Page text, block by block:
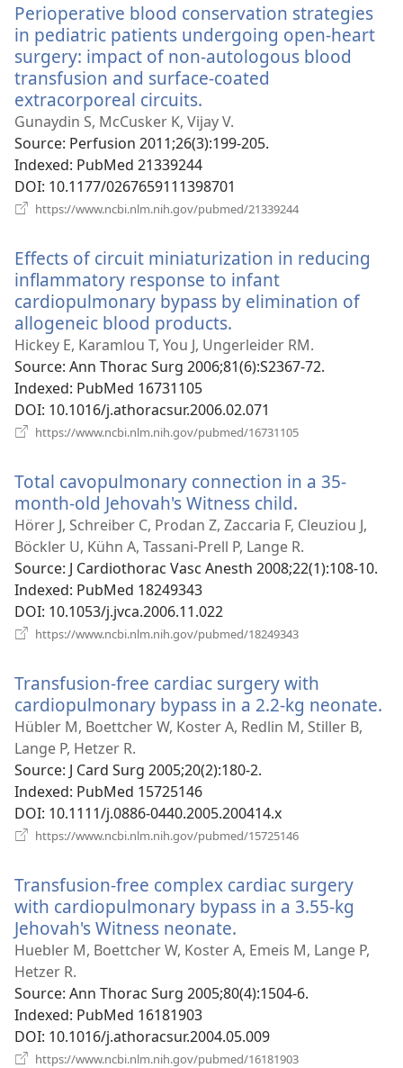
вікні)
Perioperative blood conservation strategies
in pediatric patients undergoing open-heart
surgery: impact of non-autologous blood
transfusion and surface-coated
extracorporeal circuits.
у
новому
Gunaydin S, McCusker K, Vijay V.
Source‎: Perfusion 2011;26(3):199-205.
Indexed‎: PubMed 21339244
DOI‎: 10.1177/0267659111398701
https://www.ncbi.nlm.nih.gov/pubmed/21339244
вікні)
Effects of circuit miniaturization in reducing
inflammatory response to infant
cardiopulmonary bypass by elimination of
allogeneic blood products.
у
новому
Hickey E, Karamlou T, You J, Ungerleider RM.
Source‎: Ann Thorac Surg 2006;81(6):S2367-72.
Indexed‎: PubMed 16731105
DOI‎: 10.1016/j.athoracsur.2006.02.071
https://www.ncbi.nlm.nih.gov/pubmed/16731105
вікні)
Total cavopulmonary connection in a 35-
month-old Jehovah's Witness child.
у
новому
вікні)
Hörer J, Schreiber C, Prodan Z, Zaccaria F, Cleuziou J,
Böckler U, Kühn A, Tassani-Prell P, Lange R.
Source‎: J Cardiothorac Vasc Anesth 2008;22(1):108-10.
Indexed‎: PubMed 18249343
DOI‎: 10.1053/j.jvca.2006.11.022
https://www.ncbi.nlm.nih.gov/pubmed/18249343
вікні)
Transfusion-free cardiac surgery with
cardiopulmonary bypass in a 2.2-kg neonate.
Hübler M, Boettcher W, Koster A, Redlin M, Stiller B,
Lange P, Hetzer R.
Source‎: J Card Surg 2005;20(2):180-2.
Indexed‎: PubMed 15725146
DOI‎: 10.1111/j.0886-0440.2005.200414.x
https://www.ncbi.nlm.nih.gov/pubmed/15725146
вікні)
Transfusion-free complex cardiac surgery
with cardiopulmonary bypass in a 3.55-kg
Jehovah's Witness neonate.
у
вікні)
Huebler M, Boettcher W, Koster A, Emeis M, Lange P,
Hetzer R.
Source‎: Ann Thorac Surg 2005;80(4):1504-6.
Indexed‎: PubMed 16181903
DOI‎: 10.1016/j.athoracsur.2004.05.009
https://www.ncbi.nlm.nih.gov/pubmed/16181903